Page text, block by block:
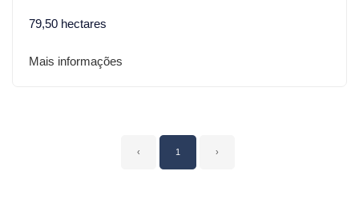
79,50 hectares
Mais informações
‹ 1 ›